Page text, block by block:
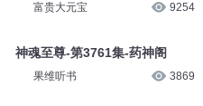
富贵大元宝 9254
神魂至尊-第3761集-药神阁
果维听书 3869